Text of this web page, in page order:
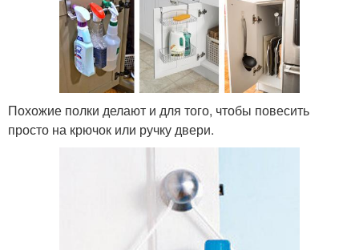
Похожие полки делают и для того, чтобы повесить
просто на крючок или ручку двери.